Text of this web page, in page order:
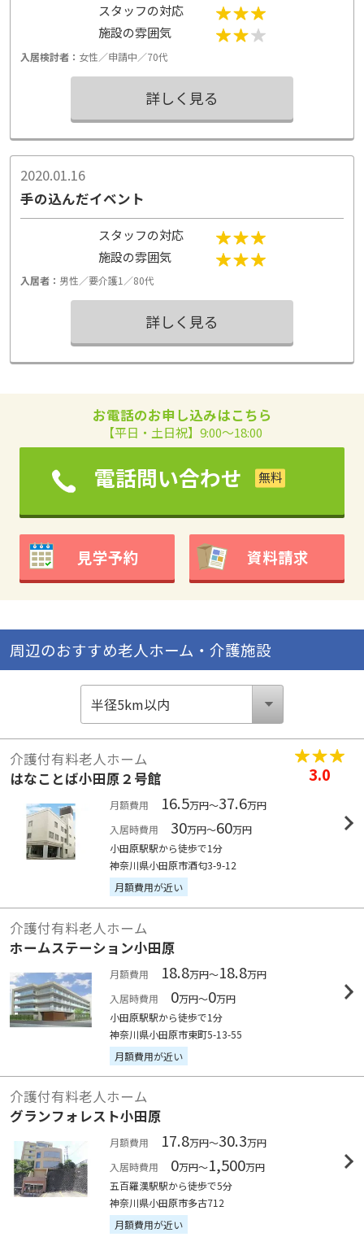
てはくれないのだろうという印象です。施設は綺麗
で良かったのですが、実際の介護士さん達には会っ
てないので不安は残ります。又、胃腸炎の患者さん
が出た為に部屋が見学できなかったのが残念です。
スタッフの対応
施設の雰囲気
入居検討者： 女性／申請中／70代
詳しく見る
2020.01.16
手の込んだイベント
スタッフの対応
施設の雰囲気
入居者： 男性／要介護1／80代
詳しく見る
お電話のお申し込みはこちら
【平日・土日祝】9:00～18:00
電話問い合わせ
見学予約 資料請求
周辺のおすすめ老人ホーム・介護施設
介護付有料老人ホーム
はなことば小田原２号館
3.0
月額費用 16.5万円～37.6万円
入居時費用
30万円～60万円
小田原駅駅から徒歩で1分
神奈川県小田原市酒匂3-9-12
月額費用が近い
介護付有料老人ホーム
ホームステーション小田原
月額費用 18.8万円～18.8万円
入居時費用
0万円～0万円
小田原駅駅から徒歩で1分
神奈川県小田原市東町5-13-55
月額費用が近い
介護付有料老人ホーム
グランフォレスト小田原
月額費用 17.8万円～30.3万円
入居時費用
0万円～1,500万円
五百羅漢駅駅から徒歩で5分
神奈川県小田原市多古712
月額費用が近い